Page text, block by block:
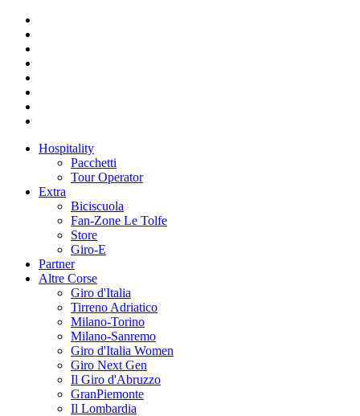
Hospitality
Pacchetti
Tour Operator
Extra
Biciscuola
Fan-Zone Le Tolfe
Store
Giro-E
Partner
Altre Corse
Giro d'Italia
Tirreno Adriatico
Milano-Torino
Milano-Sanremo
Giro d'Italia Women
Giro Next Gen
Il Giro d'Abruzzo
GranPiemonte
Il Lombardia